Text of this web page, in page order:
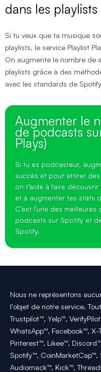
dans les playlists
Si tu veux que ta musique
playlists, le service Playlist
On augmente le nombre de
playlists grâce à des
avec les standards de
Augmenter le
de podcasts
Plays)
Si tu es podcasteur,
succès et pour attirer
on t’aide à faire
et à augmenter tes stats
C'est l'une des
podcasts sur Spotify et
Spotify.
Nous ne représentons
l'objet de notre service.
Trustpilot™, Yelp™,
WhatsApp™, Facebook™,
Pinterest™, Likee™,
Spotify™, CoinMarketCap™,
Audiomack™, Kick™,